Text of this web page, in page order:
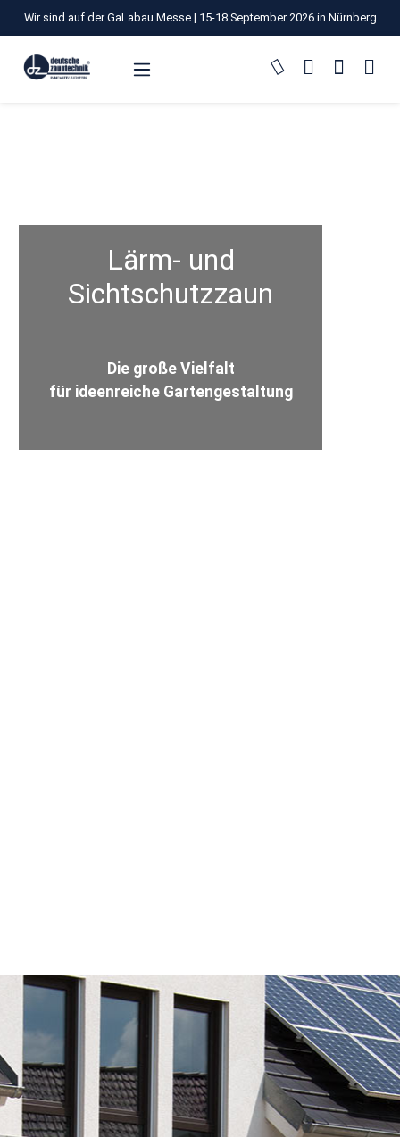
Zum Hauptinhalt springen
Wir sind auf der GaLabau Messe | 15-18 September 2026 in Nürnberg
Lärm- und
Sichtschutzzaun
Die große Vielfalt
für ideenreiche Gartengestaltung